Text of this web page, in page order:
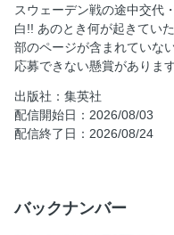
「飛鳥・藤原の宮都」
って来る!!
大展望！プロ野球後半
信簿
進撃の「ニトリ家電」
ゲッターズ飯田の占い放
スウェーデン戦の途中交代
白!! あのとき何が起きてい
部のページが含まれていな
応募できない懸賞があります
出版社：集英社
配信開始日：2026/08/03
配信終了日：2026/08/24
バックナンバー